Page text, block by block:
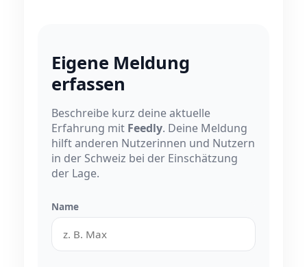
Eigene Meldung
erfassen
Beschreibe kurz deine aktuelle
Erfahrung mit Feedly. Deine Meldung
hilft anderen Nutzerinnen und Nutzern
in der Schweiz bei der Einschätzung
der Lage.
Name